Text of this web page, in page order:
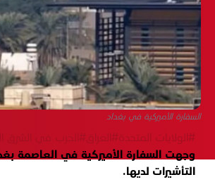
السفارة الأميركية في بغداد
#الولايات المتحدة#العراق#الحرب في الشرق
وجهت السفارة الأميركية في العاصمة
التأشيرات لديها.